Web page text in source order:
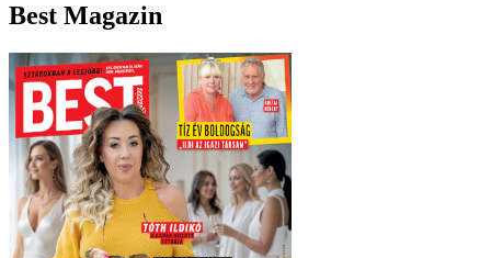
Best Magazin